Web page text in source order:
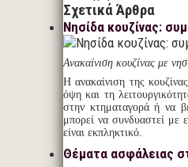
Σχετικά Άρθρα
Νησίδα κουζίνας:
Ανακαίνιση κουζίνας με
Η ανακαίνιση της
όψη και τη
στην κτηματαγορά ή να
μπορεί να συνδυαστεί με
είναι εκπληκτικό.
Θέματα ασφάλειας